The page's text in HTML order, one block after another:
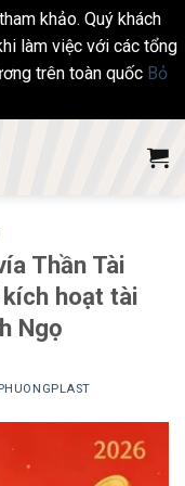
khảo. Quý khách
làm việc với các tổng
trên toàn quốc Bỏ
Thần Tài
hoạt tài
Ngọ